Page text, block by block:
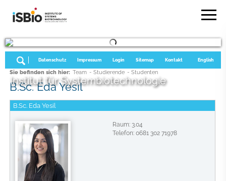
Institut für Systembiotechnologie
English
Kontakt
Sitemap
Login
Impressum
Datenschutz
Sie befinden sich hier: Team - Studierende - Studenten
B.Sc. Eda Yesil
B.Sc. Eda Yesil
Raum: 3.04
Telefon: 0681 302 71978